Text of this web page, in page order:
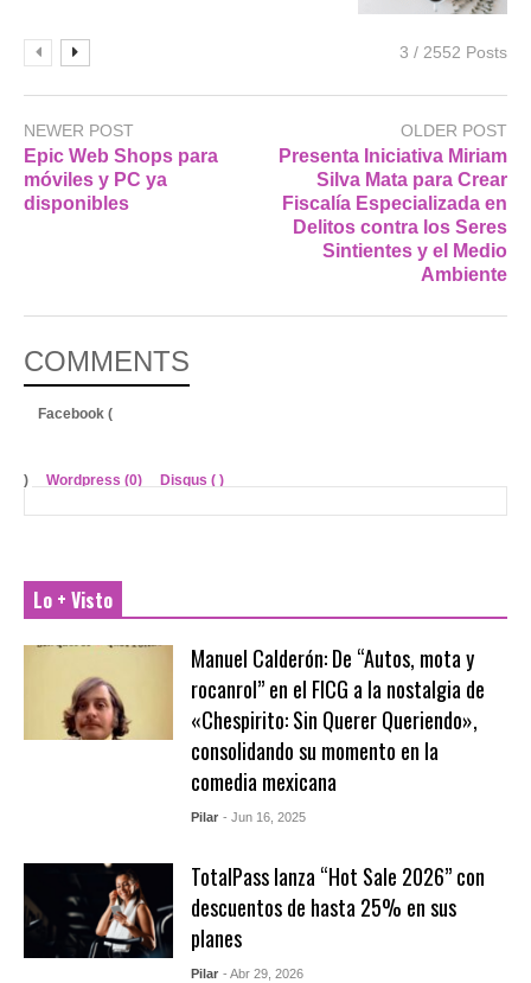
3 / 2552 Posts
NEWER POST
Epic Web Shops para
móviles y PC ya
disponibles
OLDER POST
Presenta Iniciativa Miriam
Silva Mata para Crear
Fiscalía Especializada en
Delitos contra los Seres
Sintientes y el Medio
Ambiente
COMMENTS
Facebook (
) Wordpress (0) Disqus ( )
Lo + Visto
Manuel Calderón: De “Autos, mota y
rocanrol” en el FICG a la nostalgia de
«Chespirito: Sin Querer Queriendo»,
consolidando su momento en la
comedia mexicana
Pilar - Jun 16, 2025
TotalPass lanza “Hot Sale 2026” con
descuentos de hasta 25% en sus
planes
Pilar - Abr 29, 2026